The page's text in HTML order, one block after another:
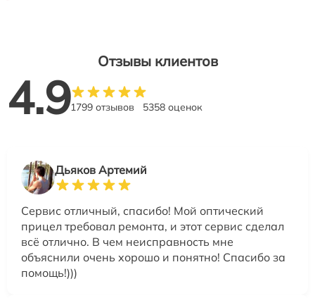
Отзывы клиентов
4.91799 отзывов 5358 оценок
Дьяков Артемий
Сервис отличный, спасибо! Мой оптический
прицел требовал ремонта, и этот сервис сделал
всё отлично. В чем неисправность мне
объяснили очень хорошо и понятно! Спасибо за
помощь!)))